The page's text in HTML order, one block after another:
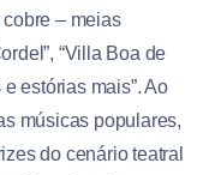
– meias
“Villa Boa de
estórias mais”. Ao
músicas populares,
do cenário teatral